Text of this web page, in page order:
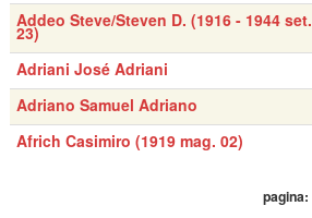
Addeo Steve/Steven D. (1916 - 1944 set.
23)
Adriani José Adriani
Adriano Samuel Adriano
Africh Casimiro (1919 mag. 02)
pagina: